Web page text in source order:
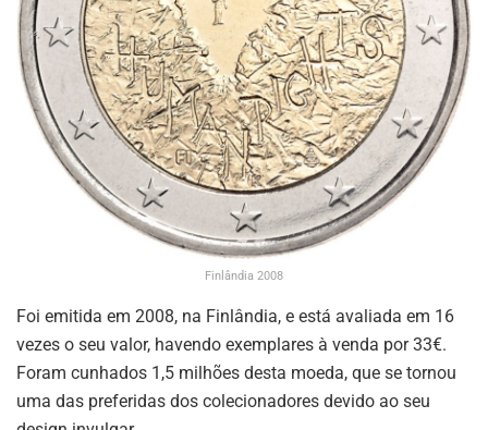
Finlândia 2008
Foi emitida em 2008, na Finlândia, e está avaliada em 16
vezes o seu valor, havendo exemplares à venda por 33€.
Foram cunhados 1,5 milhões desta moeda, que se tornou
uma das preferidas dos colecionadores devido ao seu